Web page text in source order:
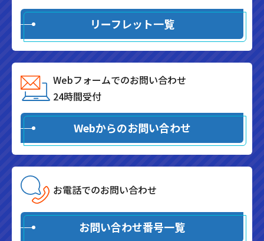
リーフレット一覧
Webフォームでのお問い合わせ
24時間受付
Webからのお問い合わせ
お電話でのお問い合わせ
お問い合わせ番号一覧